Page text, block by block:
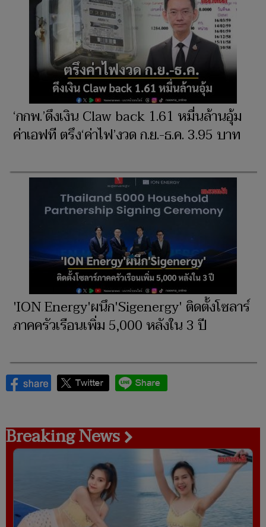
‘กกพ.’ดึงเงิน Claw back 1.61 หมื่นล้านอุ้ม
ค่าเอฟที ตรึง‘ค่าไฟ’งวด ก.ย.-ธ.ค. 3.95 บาท
'ION Energy'ผนึก'Sigenergy' ติดตั้งโซลาร์
ภาคครัวเรือนเพิ่ม 5,000 หลังใน 3 ปี
Breaking News